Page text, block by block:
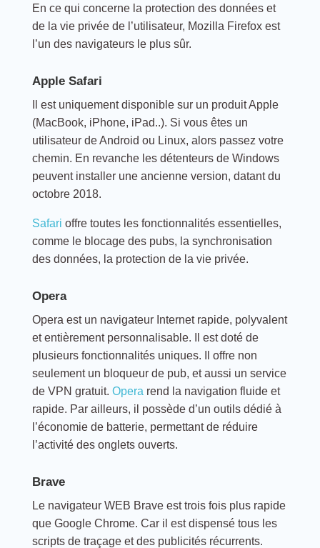
En ce qui concerne la protection des données et
de la vie privée de l’utilisateur, Mozilla Firefox est
l’un des navigateurs le plus sûr.
Apple Safari
Il est uniquement disponible sur un produit Apple
(MacBook, iPhone, iPad..). Si vous êtes un
utilisateur de Android ou Linux, alors passez votre
chemin. En revanche les détenteurs de Windows
peuvent installer une ancienne version, datant du
octobre 2018.
Safari offre toutes les fonctionnalités essentielles,
comme le blocage des pubs, la synchronisation
des données, la protection de la vie privée.
Opera
Opera est un navigateur Internet rapide, polyvalent
et entièrement personnalisable. Il est doté de
plusieurs fonctionnalités uniques. Il offre non
seulement un bloqueur de pub, et aussi un service
de VPN gratuit. Opera rend la navigation fluide et
rapide. Par ailleurs, il possède d’un outils dédié à
l’économie de batterie, permettant de réduire
l’activité des onglets ouverts.
Brave
Le navigateur WEB Brave est trois fois plus rapide
que Google Chrome. Car il est dispensé tous les
scripts de traçage et des publicités récurrents.